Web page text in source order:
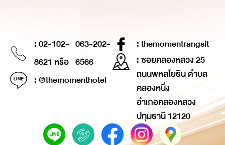
: 02-102-
8621 หรือ
063-202-
6566
: @themomenthotel
: themomentrangsit
: ซอยคลองหลวง 25
ถนนพหลโยธิน ตำบล
คลองหนึ่ง
อำเภอคลองหลวง
ปทุมธานี 12120